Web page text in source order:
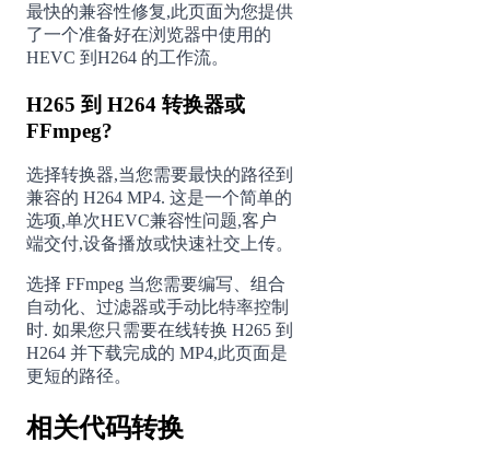
最快的兼容性修复,此页面为您提供
了一个准备好在浏览器中使用的
HEVC 到H264 的工作流。
H265 到 H264 转换器或
FFmpeg?
选择转换器,当您需要最快的路径到
兼容的 H264 MP4. 这是一个简单的
选项,单次HEVC兼容性问题,客户
端交付,设备播放或快速社交上传。
选择 FFmpeg 当您需要编写、组合
自动化、过滤器或手动比特率控制
时. 如果您只需要在线转换 H265 到
H264 并下载完成的 MP4,此页面是
更短的路径。
相关代码转换